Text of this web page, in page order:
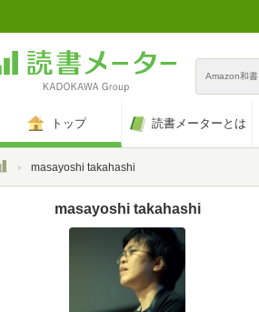
Amazon和書
トップ 読書メーターとは
トップmasayoshi takahashi
masayoshi takahashi